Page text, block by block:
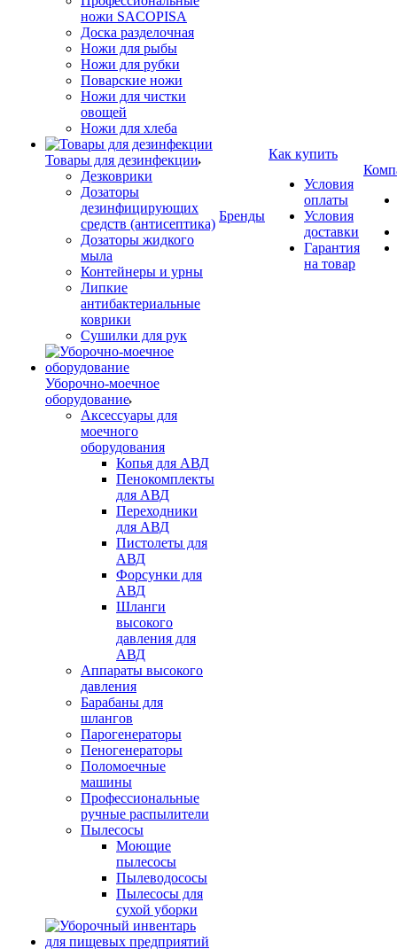
ножи SACOPISA
Доска разделочная
Ножи для рыбы
Ножи для рубки
Поварские ножи
Ножи для чистки
овощей
Ножи для хлеба
Товары для дезинфекции
Дезковрики
Дозаторы
дезинфицирующих
средств (антисептика)
Дозаторы жидкого
мыла
Контейнеры и урны
Липкие
антибактериальные
коврики
Сушилки для рук
Уборочно-моечное
оборудование
Аксессуары для
моечного
оборудования
Копья для АВД
Пенокомплекты
для АВД
Переходники
для АВД
Пистолеты для
АВД
Форсунки для
АВД
Шланги
высокого
давления для
АВД
Аппараты высокого
давления
Барабаны для
шлангов
Парогенераторы
Пеногенераторы
Поломоечные
машины
Профессиональные
ручные распылители
Пылесосы
Моющие
пылесосы
Пылеводососы
Пылесосы для
сухой уборки
Бренды
Как купить
Условия
оплаты
Условия
доставки
Гарантия
на товар